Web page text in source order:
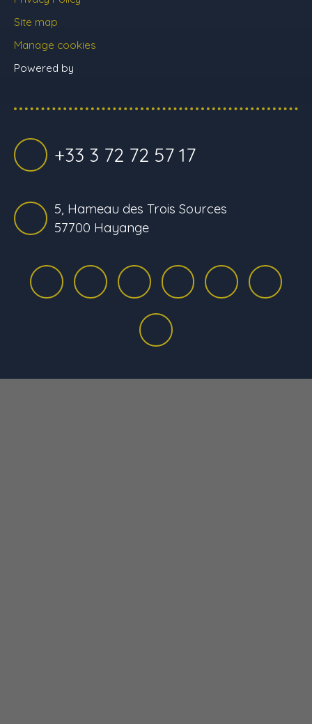
Site map
Manage cookies
Powered by
+33 3 72 72 57 17
5, Hameau des Trois Sources
57700 Hayange